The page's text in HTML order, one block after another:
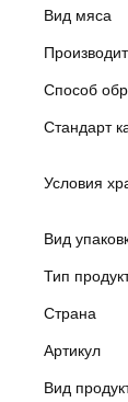
Вид мяса
Способ
Стандарт
Условия
Вид
Тип
Страна
Артикул
Вид